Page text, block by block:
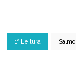
1ª Leitura Salmo